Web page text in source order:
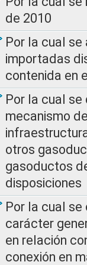
de 2010
Por la cual
importadas
contenida en
Por la cual se
mecanismo
otros
gasoductos
disposiciones
Por la cual
carácter
en relación
conexión en